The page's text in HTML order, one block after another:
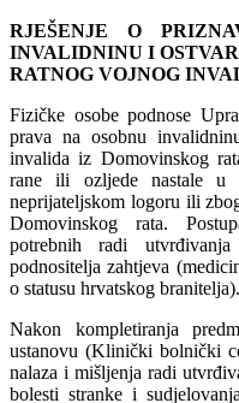
RJEŠENJE O
INVALIDNINU I
RATNOG VOJNOG
Fizičke osobe podnose
prava na osobnu
invalida iz Domovinskog
rane ili ozljede nastale u
neprijateljskom logoru ili
Domovinskog rata.
potrebnih radi
podnositelja zahtjeva
o statusu hrvatskog branitelja).
Nakon kompletiranja
ustanovu (Klinički bolnički
nalaza i mišljenja radi
bolesti stranke i